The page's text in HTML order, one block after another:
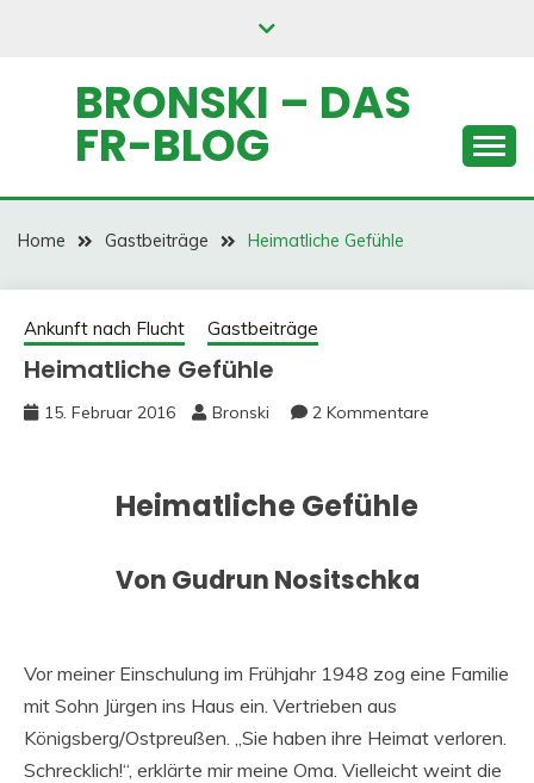
BRONSKI – DAS
FR-BLOG
Home Gastbeiträge Heimatliche Gefühle
Ankunft nach Flucht Gastbeiträge
Heimatliche Gefühle
15. Februar 2016 Bronski 2 Kommentare
Heimatliche Gefühle
Von Gudrun Nositschka
Vor meiner Einschulung im Frühjahr 1948 zog eine Familie
mit Sohn Jürgen ins Haus ein. Vertrieben aus
Königsberg/Ostpreußen. „Sie haben ihre Heimat verloren.
Schrecklich!“, erklärte mir meine Oma. Vielleicht weint die